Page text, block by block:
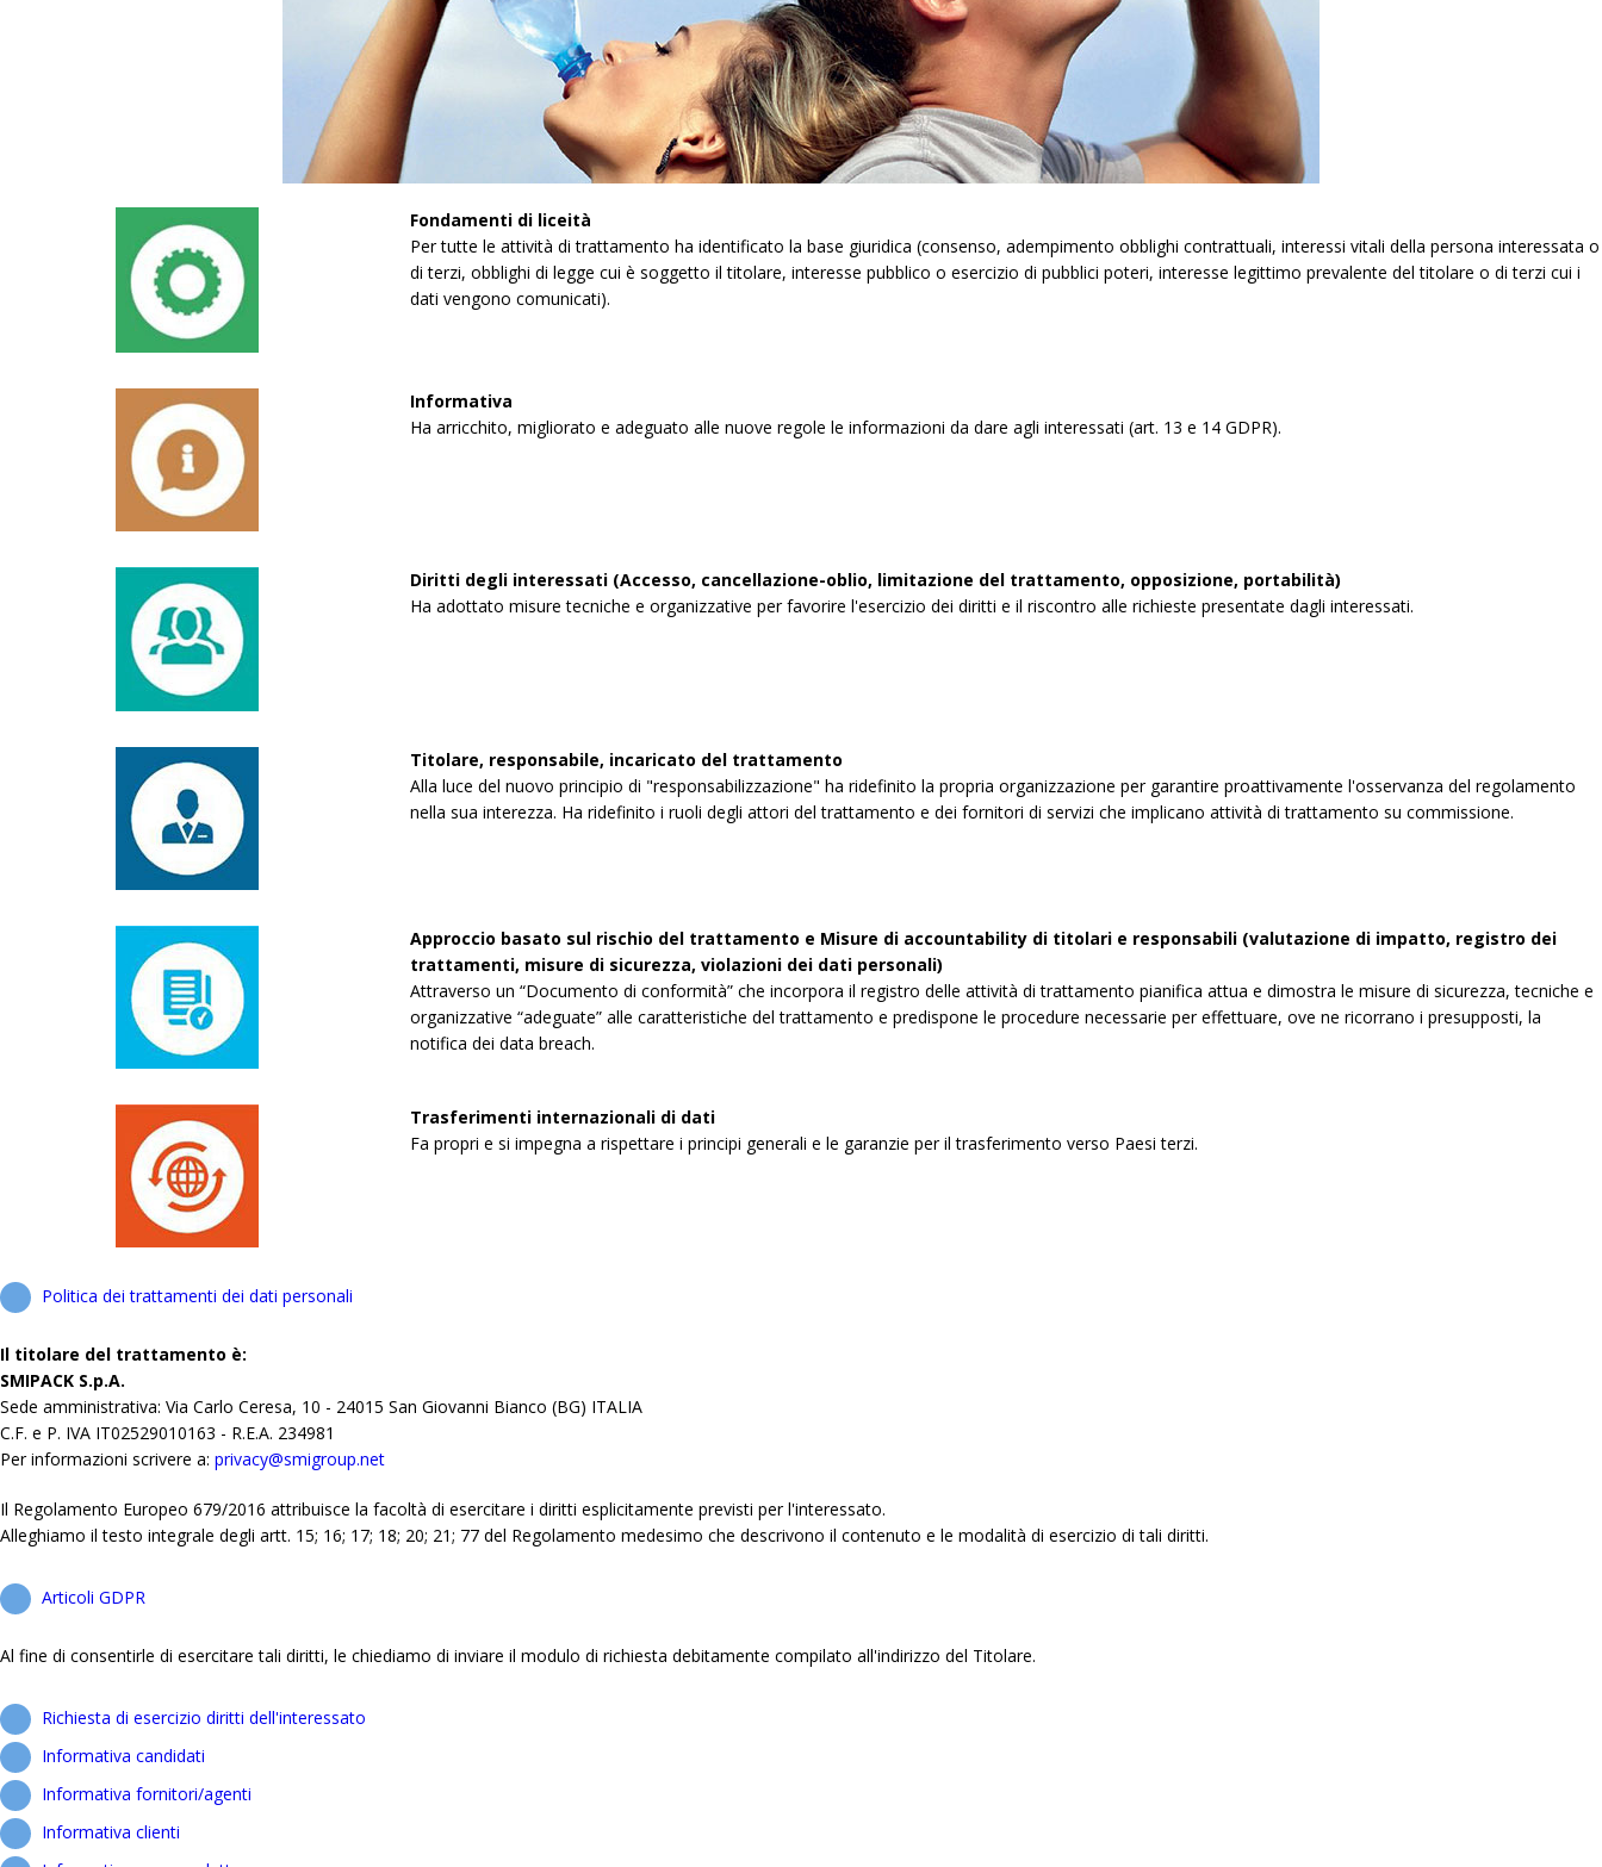
Fondamenti di liceità
Per tutte le attività di trattamento ha identificato la base giuridica (consenso, adempimento obblighi contrattuali, interessi vitali della persona interessata o
di terzi, obblighi di legge cui è soggetto il titolare, interesse pubblico o esercizio di pubblici poteri, interesse legittimo prevalente del titolare o di terzi cui i
dati vengono comunicati).
Informativa
Ha arricchito, migliorato e adeguato alle nuove regole le informazioni da dare agli interessati (art. 13 e 14 GDPR).
Diritti degli interessati (Accesso, cancellazione-oblio, limitazione del trattamento, opposizione, portabilità)
Ha adottato misure tecniche e organizzative per favorire l'esercizio dei diritti e il riscontro alle richieste presentate dagli interessati.
Titolare, responsabile, incaricato del trattamento
Alla luce del nuovo principio di "responsabilizzazione" ha ridefinito la propria organizzazione per garantire proattivamente l'osservanza del regolamento
nella sua interezza. Ha ridefinito i ruoli degli attori del trattamento e dei fornitori di servizi che implicano attività di trattamento su commissione.
Approccio basato sul rischio del trattamento e Misure di accountability di titolari e responsabili (valutazione di impatto, registro dei
trattamenti, misure di sicurezza, violazioni dei dati personali)
Attraverso un “Documento di conformità” che incorpora il registro delle attività di trattamento pianifica attua e dimostra le misure di sicurezza, tecniche e
organizzative “adeguate” alle caratteristiche del trattamento e predispone le procedure necessarie per effettuare, ove ne ricorrano i presupposti, la
notifica dei data breach.
Trasferimenti internazionali di dati
Fa propri e si impegna a rispettare i principi generali e le garanzie per il trasferimento verso Paesi terzi.
Politica dei trattamenti dei dati personali
Il titolare del trattamento è:
SMIPACK S.p.A.
Sede amministrativa: Via Carlo Ceresa, 10 - 24015 San Giovanni Bianco (BG) ITALIA
C.F. e P. IVA IT02529010163 - R.E.A. 234981
Per informazioni scrivere a: privacy@smigroup.net
Il Regolamento Europeo 679/2016 attribuisce la facoltà di esercitare i diritti esplicitamente previsti per l'interessato.
Alleghiamo il testo integrale degli artt. 15; 16; 17; 18; 20; 21; 77 del Regolamento medesimo che descrivono il contenuto e le modalità di esercizio di tali diritti.
Articoli GDPR
Al fine di consentirle di esercitare tali diritti, le chiediamo di inviare il modulo di richiesta debitamente compilato all'indirizzo del Titolare.
Richiesta di esercizio diritti dell'interessato
Informativa candidati
Informativa fornitori/agenti
Informativa clienti